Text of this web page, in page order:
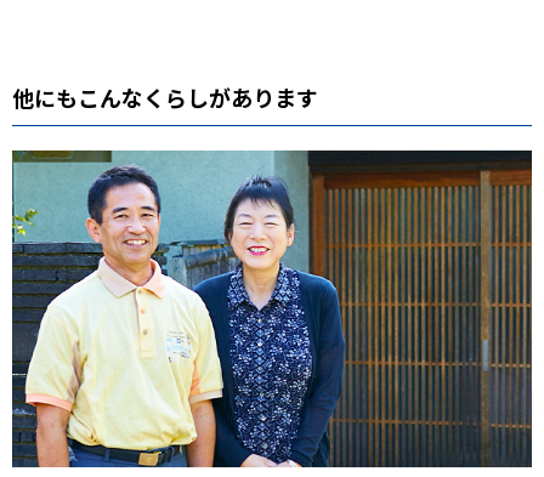
他にもこんなくらしがあります